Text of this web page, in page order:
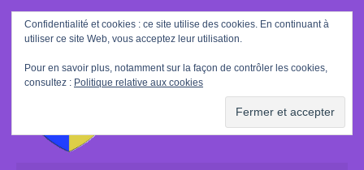
Rechercher
:
Confidentialité et cookies : ce site utilise des cookies. En continuant à
utiliser ce site Web, vous acceptez leur utilisation.
Pour en savoir plus, notamment sur la façon de contrôler les cookies,
consultez : Politique relative aux cookies